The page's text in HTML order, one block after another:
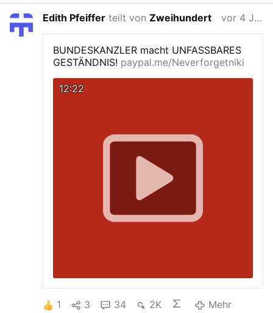
Edith Pfeiffer teilt vonZweihundert vor 4 Jahren
BUNDESKANZLER macht UNFASSBARES
GESTÄNDNIS! paypal.me/Neverforgetniki
12:22
1 3 34 2K Mehr